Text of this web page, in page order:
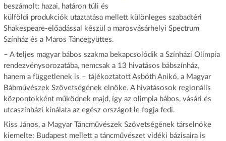
beszámolt: hazai, határon túli és
külföldi produkciók utaztatása mellett különleges szabadtéri
Shakespeare-előadással készül a marosvásárhelyi Spectrum
Színház és a Maros Táncegyüttes.
– A teljes magyar bábos szakma bekapcsolódik a Színházi Olimpia
rendezvénysorozatába, nemcsak a 13 hivatásos bábszínház,
hanem a függetlenek is – tájékoztatott Asbóth Anikó, a Magyar
Bábművészek Szövetségének elnöke. A hivatásosok regionális
központokként működnek majd, így az olimpia bábos, vásári és
utcaszínházi kínálata az egész országot le fogja fedi.
Kiss János, a Magyar Táncművészek Szövetségének társelnöke
kiemelte: Budapest mellett a táncművészet vidéki bázisaira is